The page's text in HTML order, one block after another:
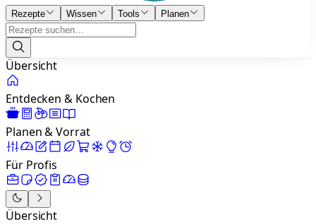
Rezepte Wissen Tools Planen
Übersicht
Entdecken & Kochen
Planen & Vorrat
Für Profis
Übersicht